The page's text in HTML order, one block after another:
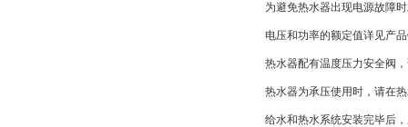
为避免热水器出现电源故障
电压和功率的额定值详见产
热水器配有温度压力安全阀
热水器为承压使用时，请在
给水和热水系统安装完毕后